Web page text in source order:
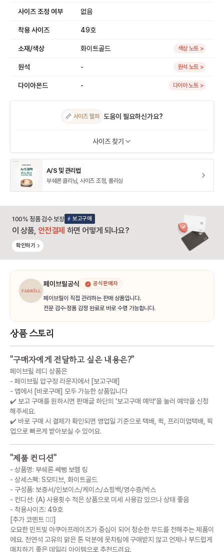
사이즈 조정 여부 없음
착용 사이즈 49호
소재/색상 화이트골드 색상 노트 >
원석 - 원석 노트 >
다이아몬드 - 다이아 노트 >
📏 사이즈 헬퍼 도움이 필요하신가요?
사이즈 찾기
A/S 및 관리법
부쉐론 클리닝, 사이즈 조정, 폴리싱
100% 정품 검수 보장 보고구매
이 상품, 안전결제 하면 어떻게 되나요?
확인하기
페이브릴공식 공식판매자
페이브릴이 직접 관리하는 판매 상품입니다.
전문 검수·정품 감정 완료로 바로 수령 가능합니다.
상품 스토리
"구매자에게 전달하고 싶은 내용은?"
페이브릴 레디 상품은
- 페이브릴 압구정 라운지에서 [보고구매]
- 앱에서 [바로구매] 모두 가능한 상품입니다
✔️ 보고 구매를 원하시면 판매글 하단의 '보고구매 예약'을 눌러 예약을 신청
해주세요.
✔️ 바로 구매 시 결제가 확인되면 영업일 기준으로 택배, 퀵, 프리미엄택배, 픽
업으로 빠르게 받아보실 수 있어요.
"제품 컨디션"
- 상품명: 부쉐론 쎄뻥 보헴 링
- 상세스펙: S모티브, 화이트골드
- 구성품: 보증서/인보이스/케이스/쇼핑백/영수증/박스
- 컨디션: (A) 사용횟수 적은 상품으로 미세 사용감 있으나 상태 좋음
- 착용사이즈: 49호
[추가 코멘트 💁‍♀️]
오묘한 민트빛 아쿠아프레이즈가 중심이 되어 청순한 무드를 전해주는 제품이
에요. 천연석 고유의 맑은 톤 덕분에 옷차림에 구애받지 않고 언제나 부드럽게
매치하기 좋은 데일리 아이템으로 추천드려요.